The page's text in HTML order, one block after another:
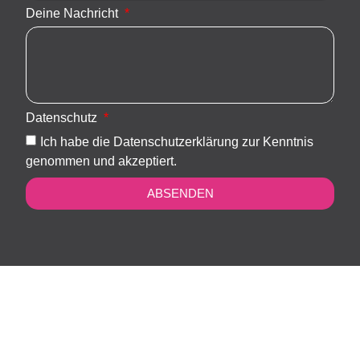
Deine Nachricht
Datenschutz
Ich habe die Datenschutzerklärung zur Kenntnis
genommen und akzeptiert.
ABSENDEN